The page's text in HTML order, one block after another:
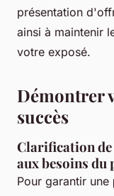
présentation
ainsi à maintenir
votre exposé.
Démontrer
succès
Clarification
aux besoins du
Pour garantir une